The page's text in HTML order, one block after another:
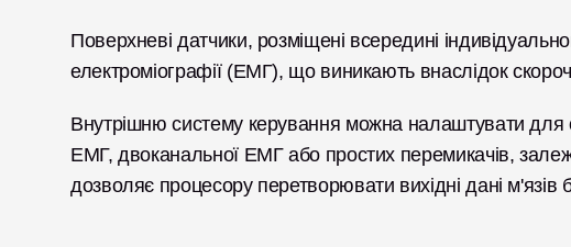
Поверхневі датчики, розміщені всередині
електроміографії (ЕМГ), що виникають внаслідок
Внутрішню систему керування можна налаштувати для
ЕМГ, двоканальної ЕМГ або простих перемикачів,
дозволяє процесору перетворювати вихідні дані м'язів